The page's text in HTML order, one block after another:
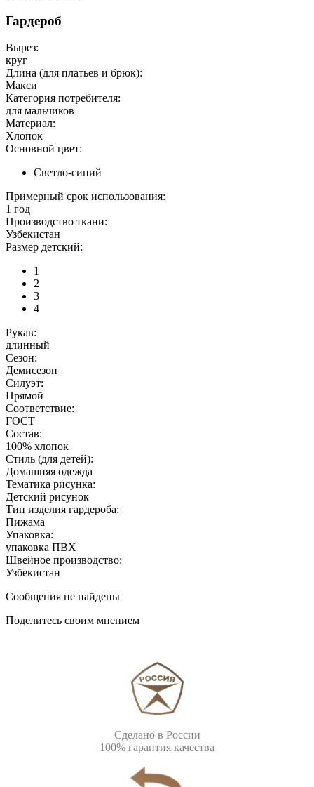
Гардероб
Вырез:
круг
Длина (для платьев и брюк):
Макси
Категория потребителя:
для мальчиков
Материал:
Хлопок
Основной цвет:
Светло-синий
Примерный срок использования:
1 год
Производство ткани:
Узбекистан
Размер детский:
1
2
3
4
Рукав:
длинный
Сезон:
Демисезон
Силуэт:
Прямой
Соответствие:
ГОСТ
Состав:
100% хлопок
Стиль (для детей):
Домашняя одежда
Тематика рисунка:
Детский рисунок
Тип изделия гардероба:
Пижама
Упаковка:
упаковка ПВХ
Швейное производство:
Узбекистан
Сообщения не найдены
Поделитесь своим мнением
Сделано в России
100% гарантия качества